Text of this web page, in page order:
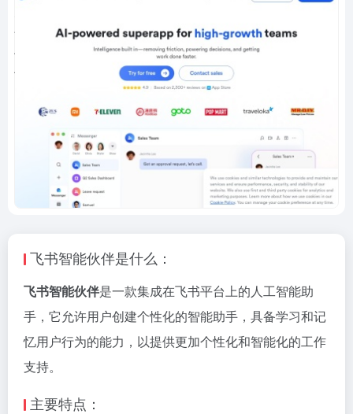
飞书智能伙伴是什么：
飞书智能伙伴是一款集成在飞书平台上的人工智能助
手，它允许用户创建个性化的智能助手，具备学习和记
忆用户行为的能力，以提供更加个性化和智能化的工作
支持。
主要特点：